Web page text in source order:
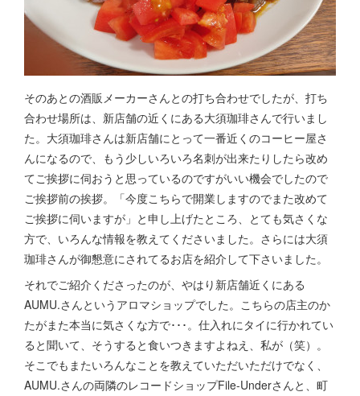
そのあとの酒販メーカーさんとの打ち合わせでしたが、打ち
合わせ場所は、新店舗の近くにある大須珈琲さんで行いまし
た。大須珈琲さんは新店舗にとって一番近くのコーヒー屋さ
んになるので、もう少しいろいろ名刺が出来たりしたら改め
てご挨拶に伺おうと思っているのですがいい機会でしたので
ご挨拶前の挨拶。「今度こちらで開業しますのでまた改めて
ご挨拶に伺いますが」と申し上げたところ、とても気さくな
方で、いろんな情報を教えてくださいました。さらには大須
珈琲さんが御懇意にされてるお店を紹介して下さいました。
それでご紹介くださったのが、やはり新店舗近くにある
AUMU.さんというアロマショップでした。こちらの店主のか
たがまた本当に気さくな方で･･･。仕入れにタイに行かれてい
ると聞いて、そうすると食いつきますよねえ、私が（笑）。
そこでもまたいろんなことを教えていただいただけでなく、
AUMU.さんの両隣のレコードショップFile-Underさんと、町